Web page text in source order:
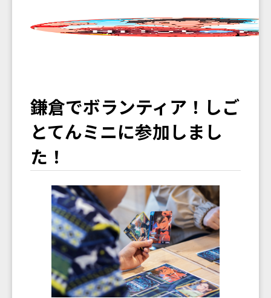
鎌倉でボランティア！しご
とてんミニに参加しまし
た！